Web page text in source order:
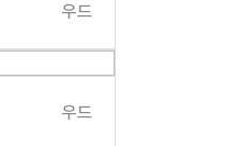
우드
우드